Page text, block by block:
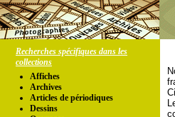
Recherches spécifiques dans les
collections
Affiches
Archives
Articles de périodiques
Dessins